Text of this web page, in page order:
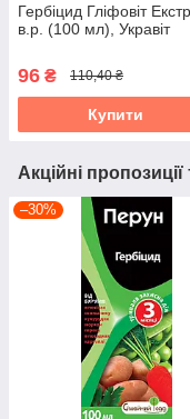
Гербіцид Гліфовіт
в.р. (100 мл), Укравіт
96 ₴ 110,40 ₴
Купити
Акційні
–30%